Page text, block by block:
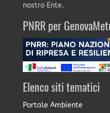
nostro Ente.
PNRR per
Elenco siti tematici
Portale Ambiente